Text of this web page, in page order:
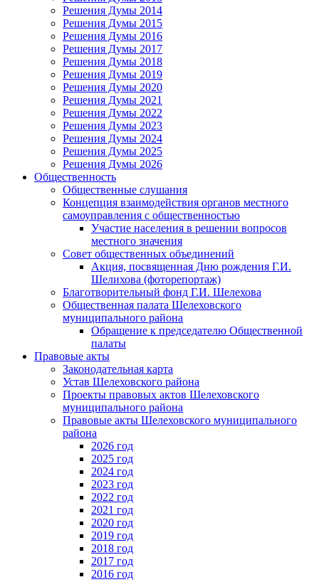
Решения Думы 2014
Решения Думы 2015
Решения Думы 2016
Решения Думы 2017
Решения Думы 2018
Решения Думы 2019
Решения Думы 2020
Решения Думы 2021
Решения Думы 2022
Решения Думы 2023
Решения Думы 2024
Решения Думы 2025
Решения Думы 2026
Общественность
Общественные слушания
Концепция взаимодействия органов местного
самоуправления с общественностью
Участие населения в решении вопросов
местного значения
Совет общественных объединений
Акция, посвященная Дню рождения Г.И.
Шелихова (фоторепортаж)
Благотворительный фонд Г.И. Шелехова
Общественная палата Шелеховского
муниципального района
Обращение к председателю Общественной
палаты
Правовые акты
Законодательная карта
Устав Шелеховского района
Проекты правовых актов Шелеховского
муниципального района
Правовые акты Шелеховского муниципального
района
2026 год
2025 год
2024 год
2023 год
2022 год
2021 год
2020 год
2019 год
2018 год
2017 год
2016 год